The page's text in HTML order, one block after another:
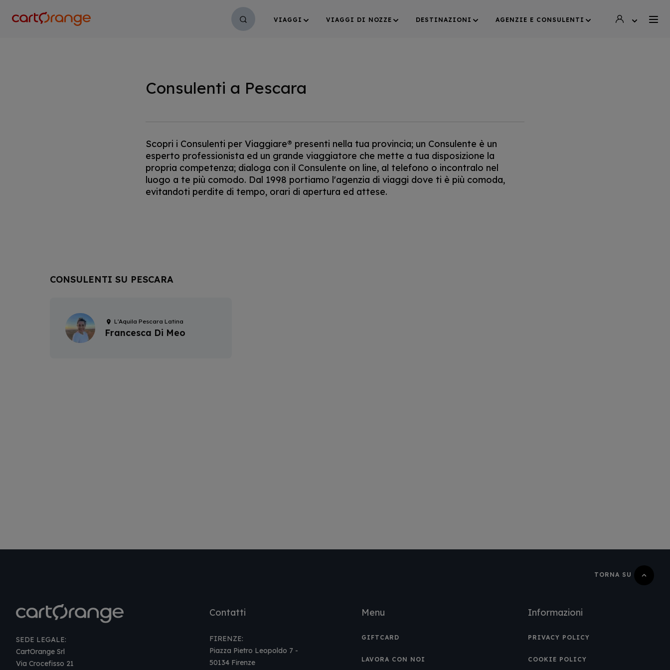
contenuto
VIAGGI VIAGGI DI NOZZE DESTINAZIONI AGENZIE E CONSULENTI
Consulenti a Pescara
Scopri i Consulenti per Viaggiare® presenti nella tua provincia; un Consulente è un
esperto professionista ed un grande viaggiatore che mette a tua disposizione la
propria competenza; dialoga con il Consulente on line, al telefono o incontralo nel
luogo a te più comodo. Dal 1998 portiamo l'agenzia di viaggi dove ti è più comoda,
evitandoti perdite di tempo, orari di apertura ed attese.
CONSULENTI SU PESCARA
L'Aquila Pescara Latina
Francesca Di Meo
TORNA SU
Menu
GIFTCARD
LAVORA CON NOI
Informazioni
PRIVACY POLICY
COOKIE POLICY
SEDE LEGALE:
CartOrange Srl
Via Crocefisso 21
Contatti
FIRENZE:
Piazza Pietro Leopoldo 7 -
50134 Firenze